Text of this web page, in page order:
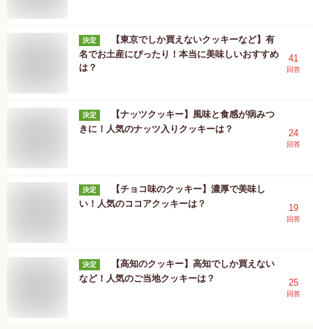
決定
【東京でしか買えないクッキーなど】有
名でお土産にぴったり！本当に美味しいおすすめ
は？
41
回答
決定
【ナッツクッキー】風味と食感が病みつ
きに！人気のナッツ入りクッキーは？
24
回答
決定
【チョコ味のクッキー】濃厚で美味し
い！人気のココアクッキーは？
19
回答
決定
【高知のクッキー】高知でしか買えない
など！人気のご当地クッキーは？
25
回答